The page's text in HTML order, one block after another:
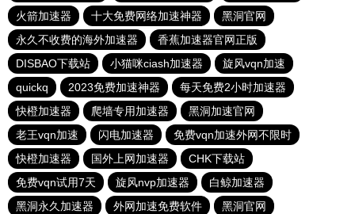
火箭加速器
十大免费网络加速神器
黑洞官网
永久不收费的海外加速器
香蕉加速器官网正版
DISBAO下载站
小猫咪ciash加速器
旋风vqn加速
quickq
2023免费加速神器
每天免费2小时加速器
快橙加速器
爬墙专用加速器
黑洞加速官网
老王vqn加速
闪电加速器
免费vqn加速外网不限时
快橙加速器
国外上网加速器
CHK下载站
免费vqn试用7天
旋风nvp加速器
白鲸加速器
黑洞永久加速器
外网加速免费软件 黑洞官网